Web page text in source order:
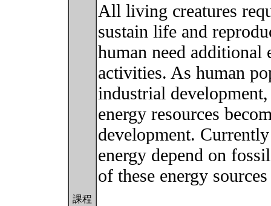
課程
All living creatures
sustain life and
human need
activities. As human
industrial
energy resources
development.
energy depend on
of these energy